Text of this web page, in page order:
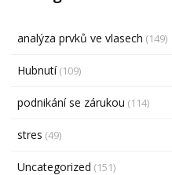
analýza prvků ve vlasech (149)
Hubnutí(109)
podnikání se zárukou (114)
stres (49)
Uncategorized (151)